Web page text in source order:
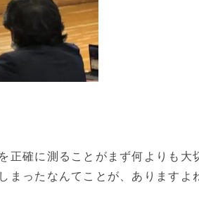
正確に測ることがまず何よりも大
まったなんてことが、ありますよ